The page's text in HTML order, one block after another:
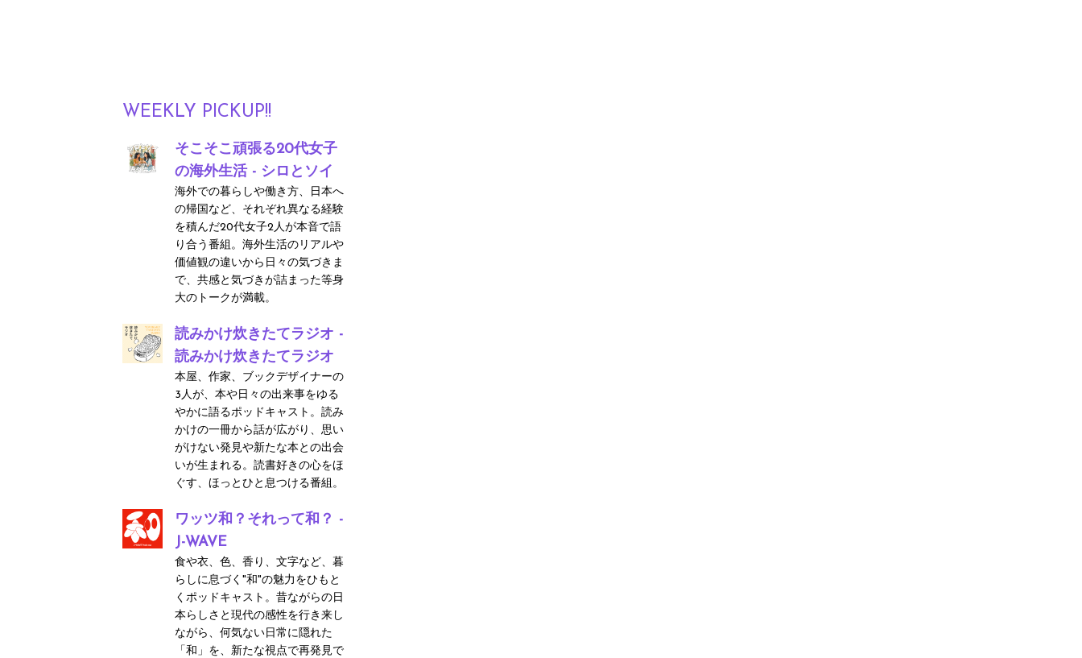
WEEKLY PICKUP!!
そこそこ頑張る20代女子
の海外生活 - シロとソイ
海外での暮らしや働き方、日本へ
の帰国など、それぞれ異なる経験
を積んだ20代女子2人が本音で語
り合う番組。海外生活のリアルや
価値観の違いから日々の気づきま
で、共感と気づきが詰まった等身
大のトークが満載。
読みかけ炊きたてラジオ -
読みかけ炊きたてラジオ
本屋、作家、ブックデザイナーの
3人が、本や日々の出来事をゆる
やかに語るポッドキャスト。読み
かけの一冊から話が広がり、思い
がけない発見や新たな本との出会
いが生まれる。読書好きの心をほ
ぐす、ほっとひと息つける番組。
ワッツ和？それって和？ -
J-WAVE
食や衣、色、香り、文字など、暮
らしに息づく"和"の魅力をひもと
くポッドキャスト。昔ながらの日
本らしさと現代の感性を行き来し
ながら、何気ない日常に隠れた
「和」を、新たな視点で再発見で